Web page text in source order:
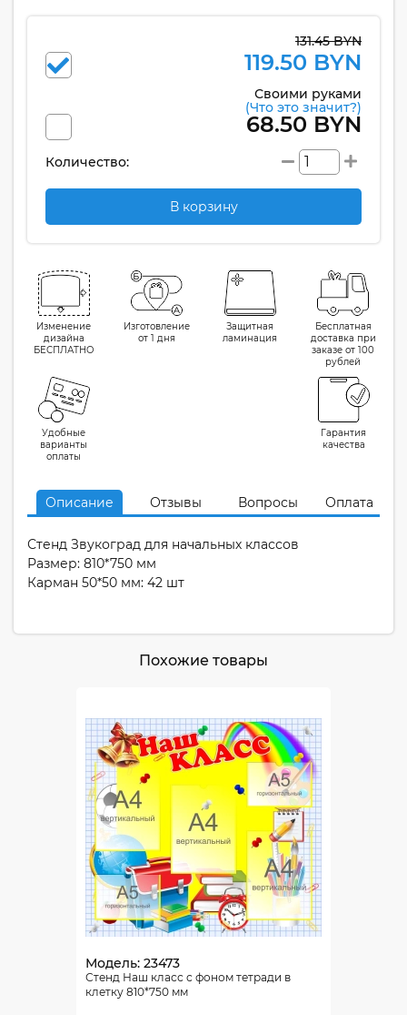
131.45 BYN
119.50 BYN
Своими руками
(Что это значит?)
68.50 BYN
Количество:
В корзину
Изменение
дизайна
БЕСПЛАТНО
Изготовление
от 1 дня
Защитная
ламинация
Бесплатная
доставка при
заказе от 100
рублей
Удобные
варианты
оплаты
Гарантия
качества
Описание Отзывы Вопросы Оплата
Стенд Звукоград для начальных классов
Размер: 810*750 мм
Карман 50*50 мм: 42 шт
Похожие товары
Модель: 23473
Стенд Наш класс с фоном тетради в
клетку 810*750 мм